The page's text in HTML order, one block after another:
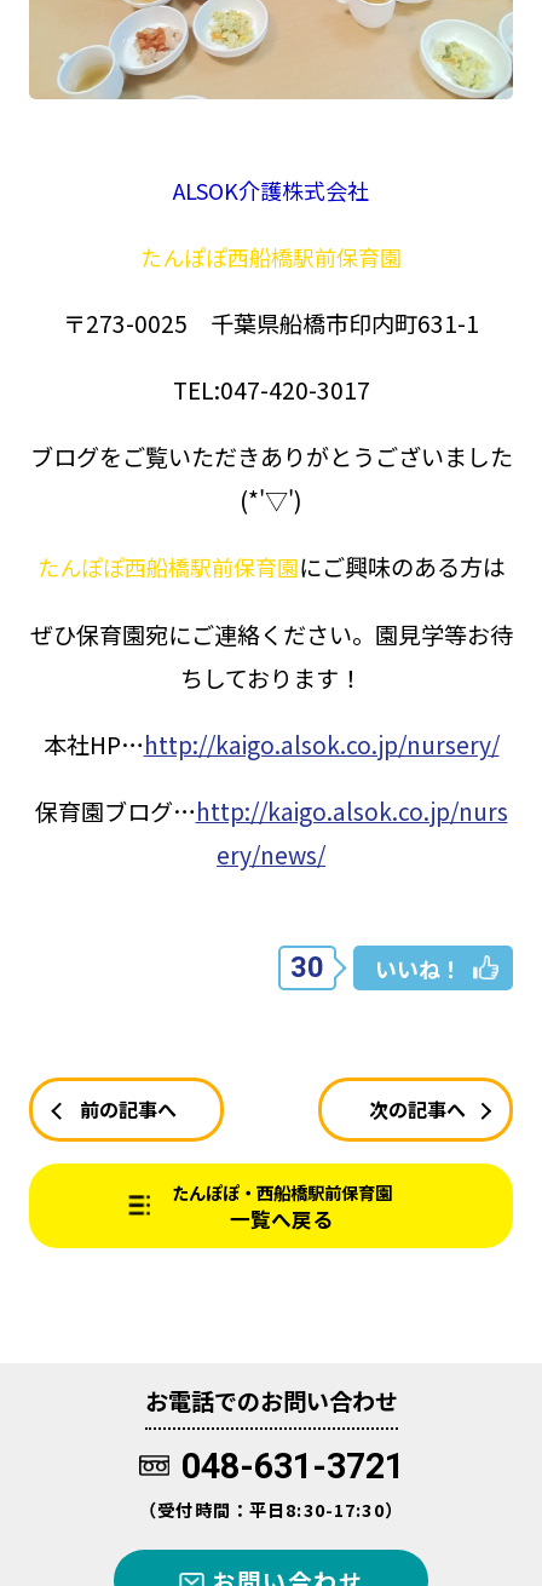
ALSOK介護株式会社
たんぽぽ西船橋駅前保育園
〒273-0025 千葉県船橋市印内町631-1
TEL:047-420-3017
ブログをご覧いただきありがとうございました
(*'▽')
たんぽぽ西船橋駅前保育園にご興味のある方は
ぜひ保育園宛にご連絡ください。園見学等お待
ちしております！
本社HP…http://kaigo.alsok.co.jp/nursery/
保育園ブログ…http://kaigo.alsok.co.jp/nurs
ery/news/
30 いいね！
前の記事へ 次の記事へ
たんぽぽ・西船橋駅前保育園
一覧へ戻る
お電話でのお問い合わせ
048-631-3721
（受付時間：平日8:30-17:30）